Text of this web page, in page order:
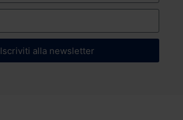
Iscriviti alla newsletter